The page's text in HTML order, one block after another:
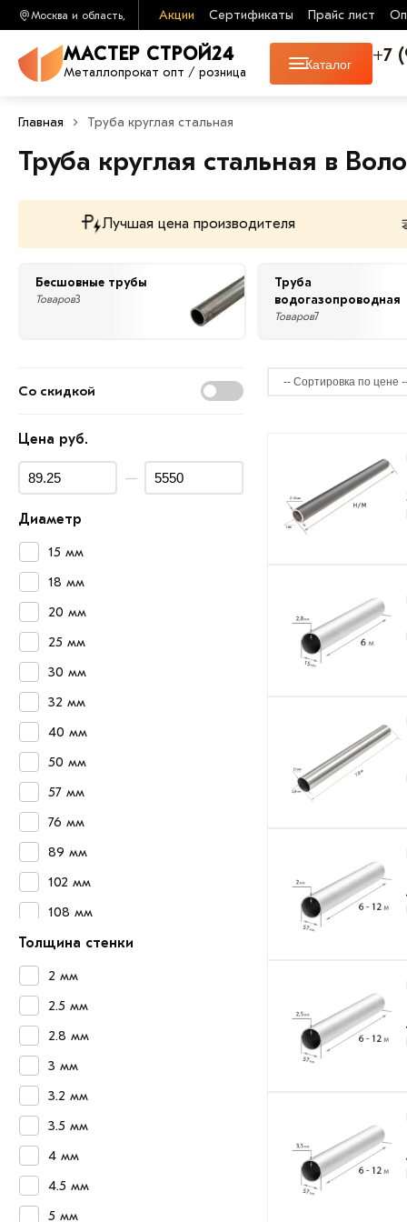
Москва и область, Акции Сертификаты Прайс лист
МАСТЕР СТРОЙ24
Металлопрокат опт / розница Каталог +7
Главная Труба круглая стальная
Труба круглая стальная в
Лучшая цена производителя
Бесшовные трубы
Товаров3
Труба
водогазопроводная
Товаров7
Со скидкой
Цена руб.
—
Диаметр
15 мм
18 мм
20 мм
25 мм
30 мм
32 мм
40 мм
50 мм
57 мм
76 мм
89 мм
102 мм
108 мм
114 мм
127 мм
133 мм
159 мм
219 мм
273 мм
426 мм
Толщина стенки
2 мм
2.5 мм
2.8 мм
3 мм
3.2 мм
3.5 мм
4 мм
4.5 мм
5 мм